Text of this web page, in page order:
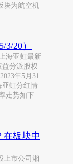
块为航空机
20）
海亚虹最新
分派股权
年5月31
亚虹分红情
走势如下
在板块中
上市公司湘